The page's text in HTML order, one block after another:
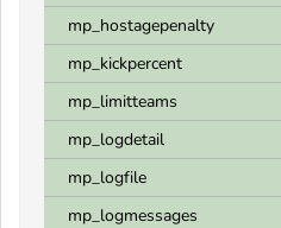
mp_hostagepenalty
mp_kickpercent
mp_limitteams
mp_logdetail
mp_logfile
mp_logmessages